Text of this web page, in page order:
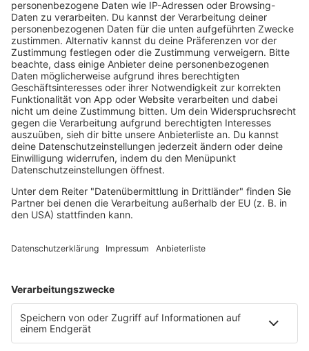
Was machen eigentlich
East 17?
Mit „Stay Another Day“ schafften East 17 einen
Weihnachtshit, den ihnen keine andere Boyband in den
90ern nachmachen konnte. Aber was machen die